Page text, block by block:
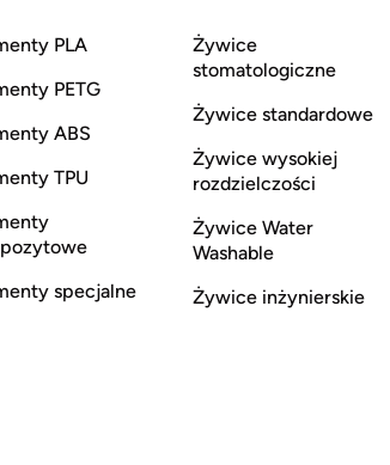
PLA
PETG
ABS
TPU
specjalne
Żywice
stomatologiczne
Żywice standardowe
Żywice wysokiej
rozdzielczości
Żywice Water
Washable
Żywice inżynierskie